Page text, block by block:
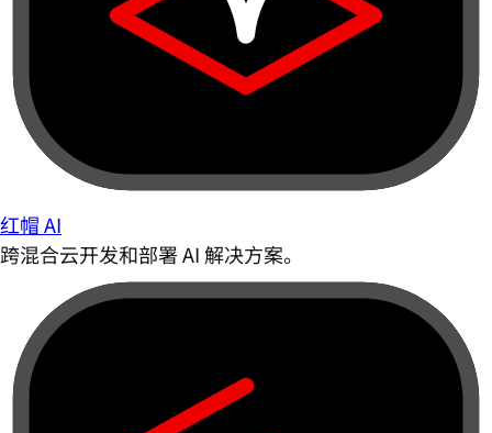
红帽 AI
跨混合云开发和部署 AI 解决方案。